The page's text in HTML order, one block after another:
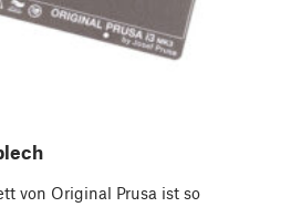
von Original Prusa ist so